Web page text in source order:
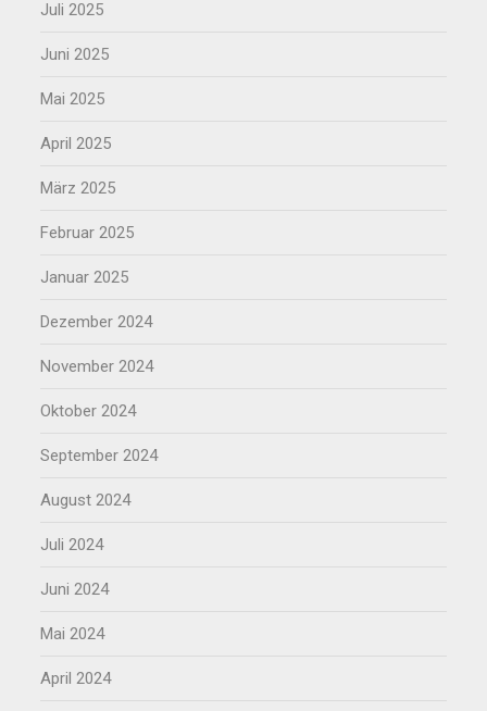
Juli 2025
Juni 2025
Mai 2025
April 2025
März 2025
Februar 2025
Januar 2025
Dezember 2024
November 2024
Oktober 2024
September 2024
August 2024
Juli 2024
Juni 2024
Mai 2024
April 2024